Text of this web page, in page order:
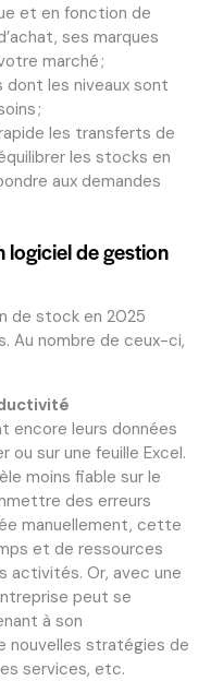
et en fonction de
ses marques
marché ;
les niveaux sont
;
les transferts de
les stocks en
aux demandes
logiciel de gestion
de stock en 2025
Au nombre de ceux-ci,
encore leurs données
ou sur une feuille Excel.
moins fiable sur le
des erreurs
manuellement, cette
et de ressources
activités. Or, avec une
peut se
à son
nouvelles stratégies de
services, etc.